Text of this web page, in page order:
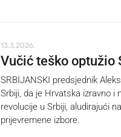
13.3.2026.
Vučić teško optužio
SRBIJANSKI predsjednik
Srbiji, da je Hrvatska izravno i
revolucije u Srbiji, aludirajući
prijevremene izbore.